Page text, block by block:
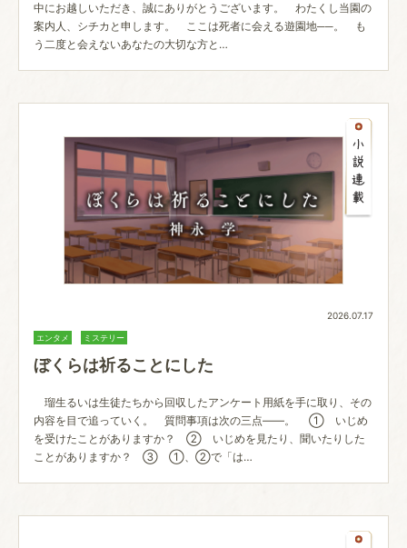
中にお越しいただき、誠にありがとうございます。 わたくし当園の
案内人、シチカと申します。 ここは死者に会える遊園地──。 も
う二度と会えないあなたの大切な方と…
2026.07.17
エンタメ ミステリー
ぼくらは祈ることにした
瑠生るいは生徒たちから回収したアンケート用紙を手に取り、その
内容を目で追っていく。 質問事項は次の三点――。 ➀ いじめ
を受けたことがありますか？ ② いじめを見たり、聞いたりした
ことがありますか？ ③ ➀、②で「は…